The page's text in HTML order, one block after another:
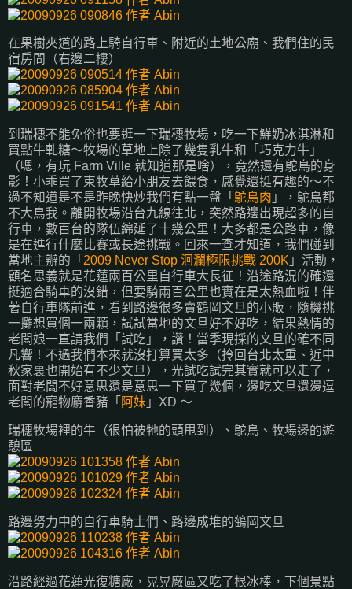
在果樹夾道的路上騎自行車、附近的土地公廟、我們住的民
宿房間（右邊二樓）
到瑞穗不能免俗也要逛一下瑞穗牧場，吃一下鮮奶冰淇淋和
買點牛軋糖～牧場的草地上除了幾隻乳牛和「巧克力牛」
（嗯，有玩 Farm Ville 就知道那是啥），竟然還有鴕鳥的身
影！小乖買了束牧草給小朋友去餵食，感覺還挺有趣的～不
過不知道是不是昨晚快炒我們有點一盤「 鴕鳥肉 」，鴕鳥都
不大鳥我。離開牧場沿台九線往北，突然路邊出現超多的自
行車，數百台的隊伍綿延了十幾公里！大多都是公路車，像
是在進行什麼比賽或長途挑戰。回來一查才知道，我們碰到
當地主辦的「 2009 Never Stop 洄瀾極限挑戰 200K 」活動，
顧名思義就是花蓮兩百公里自行車大長征！沿途路況的確還
挺適合騎車的沒錯，但要騎兩百公里也實在是太熱血啦！伴
著自行車隊前進，看到路邊很多賣鶴岡文旦的小販，隨機挑
一攤想買個一兩顆，試試當地的文旦好不好吃，結果熱情的
老闆娘一直請我們「試吃」，讚！當季現採的文旦的確不同
凡響！不過我們本來就沒打算買太多（拎回台北太重、近中
秋家裏也開始有不少文旦），光試吃試完其實就可以走了，
面對老闆不好意思還是意思一下買了幾個，邊吃文旦還邊逗
老闆的寵物麝香豬「 阿妹 」XD ～
瑞穗牧場裡的牛（很怕被牠的頭甩到）、鴕鳥、牧場邊的遊
憩區
路邊努力中的自行車騎士們、路邊成堆的鶴岡文旦
沿路經過花蓮光復糖廠，晃晃廠區又吃了根冰棒，下個景點